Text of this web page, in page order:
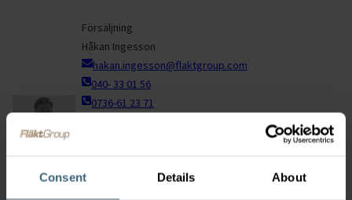
Consent Details About
Försäljning
Håkan Ingesson
hakan.ingesson@flaktgroup.com
040- 33 01 56
0736-61 23 71
tommy.ekdahl@flaktgroup.com